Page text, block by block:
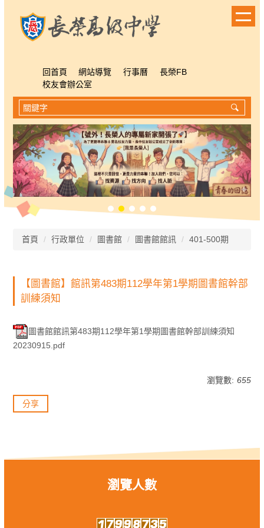
回首頁 網站導覽 行事曆
長榮FB
校友會辦公室
首頁 行政單位 圖書館 圖書館館訊 401-500期
【圖書館】館訊第483期112學年第1學期圖書館幹部
訓練須知
圖書館館訊第483期112學年第1學期圖書館幹部訓練須知
20230915.pdf
瀏覽數: 655
分享
瀏覽人數